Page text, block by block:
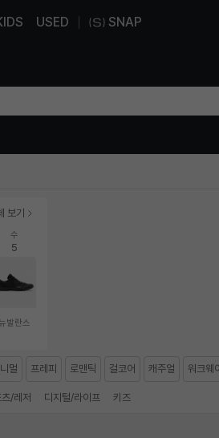
USED SNAP
보기
수
5
발란스
멀 프레피 로맨틱 걸코어 캐주얼 워크웨
/레저 디지털/라이프 키즈